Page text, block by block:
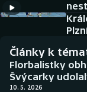
Baseball a
Basketbal
Biatlon
Soutěže
Historické
Aplikace ČT
Články k
Florbalistky
Švýcarky
10. 5. 2026